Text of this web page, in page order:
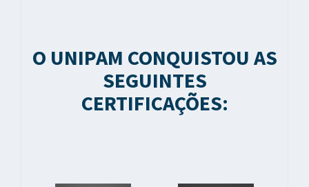
O UNIPAM CONQUISTOU AS
SEGUINTES
CERTIFICAÇÕES: